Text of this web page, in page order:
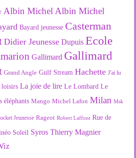
Albin Michel Albin Michel
Bayard jeunesse Casterman
Didier Jeunesse Dupuis Ecole
Gallimard Gallimard
Grand Angle Gulf Stream Hachette J'ai lu
loisirs La joie de lire Le Lombard Le
éléphants Mango Michel Lafon Milan Msk
Jeunesse Rageot Robert Laffont Rue de
Soleil Syros Thierry Magnier